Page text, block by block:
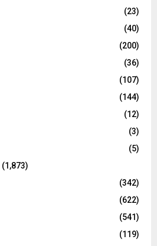
(23)
(40)
(200)
(36)
(107)
(144)
(12)
(3)
(5)
(1,873)
(342)
(622)
(541)
(119)